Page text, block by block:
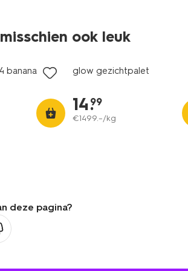
ook leuk
banana
vegan
glow gezichtpalet
14.
99
€1499.–/kg
deze pagina?